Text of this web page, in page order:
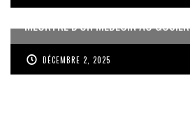
MEURTRE D’UN MÉDECIN AU GOSIER
DÉCEMBRE 2, 2025